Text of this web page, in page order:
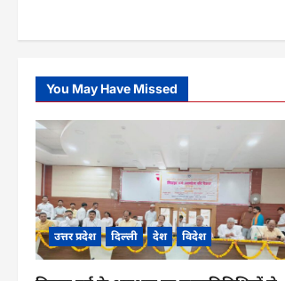
You May Have Missed
उत्तर प्रदेश दिल्ली देश विदेश